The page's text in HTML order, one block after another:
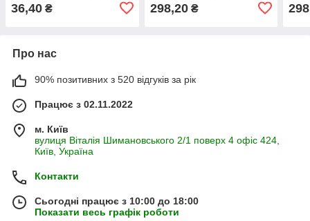
36,40 ₴ 298,20₴
Про нас
90% позитивних з 520 відгуків за рік
Працює з 02.11.2022
м. Київ
вулиця Віталія Шимановського 2/1 поверх 4 офіс 424,
Київ, Україна
Контакти
Сьогодні працює з 10:00 до 18:00
Показати весь графік роботи